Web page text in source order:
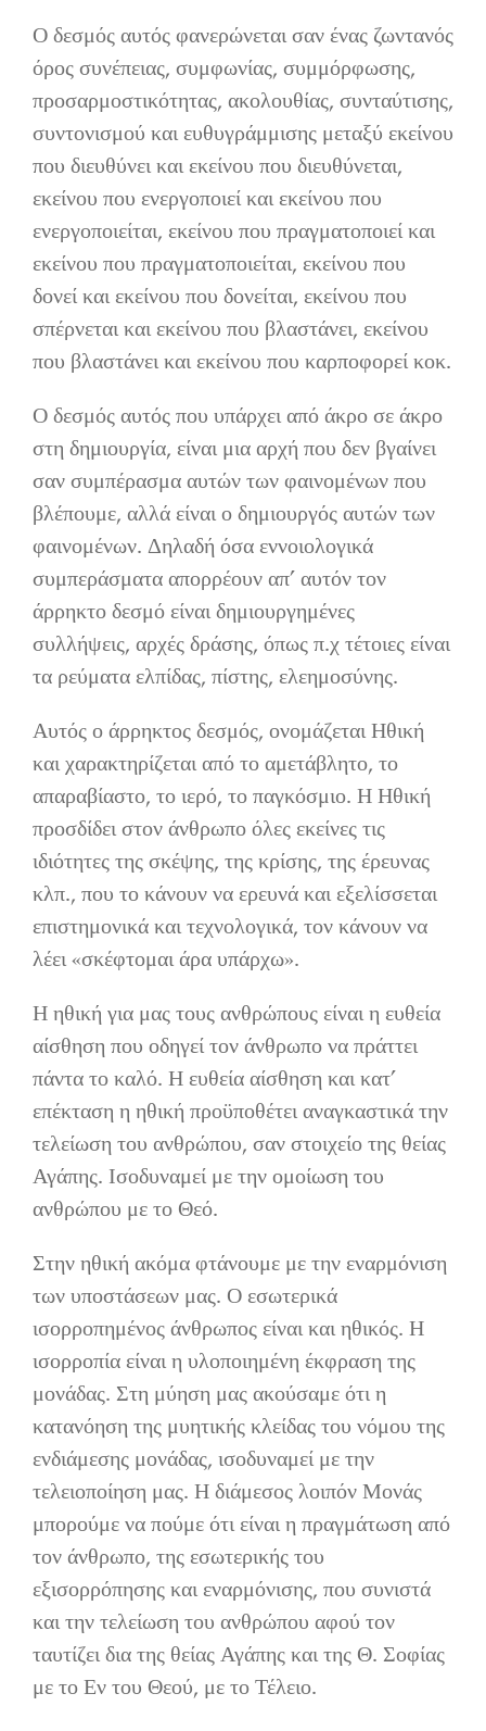
Ο δεσμός αυτός φανερώνεται σαν ένας ζωντανός
όρος συνέπειας, συμφωνίας, συμμόρφωσης,
προσαρμοστικότητας, ακολουθίας, συνταύτισης,
συντονισμού και ευθυγράμμισης μεταξύ εκείνου
που διευθύνει και εκείνου που διευθύνεται,
εκείνου που ενεργοποιεί και εκείνου που
ενεργοποιείται, εκείνου που πραγματοποιεί και
εκείνου που πραγματοποιείται, εκείνου που
δονεί και εκείνου που δονείται, εκείνου που
σπέρνεται και εκείνου που βλαστάνει, εκείνου
που βλαστάνει και εκείνου που καρποφορεί κοκ.
Ο δεσμός αυτός που υπάρχει από άκρο σε άκρο
στη δημιουργία, είναι μια αρχή που δεν βγαίνει
σαν συμπέρασμα αυτών των φαινομένων που
βλέπουμε, αλλά είναι ο δημιουργός αυτών των
φαινομένων. Δηλαδή όσα εννοιολογικά
συμπεράσματα απορρέουν απ’ αυτόν τον
άρρηκτο δεσμό είναι δημιουργημένες
συλλήψεις, αρχές δράσης, όπως π.χ τέτοιες είναι
τα ρεύματα ελπίδας, πίστης, ελεημοσύνης.
Αυτός ο άρρηκτος δεσμός, ονομάζεται Ηθική
και χαρακτηρίζεται από το αμετάβλητο, το
απαραβίαστο, το ιερό, το παγκόσμιο. Η Ηθική
προσδίδει στον άνθρωπο όλες εκείνες τις
ιδιότητες της σκέψης, της κρίσης, της έρευνας
κλπ., που το κάνουν να ερευνά και εξελίσσεται
επιστημονικά και τεχνολογικά, τον κάνουν να
λέει «σκέφτομαι άρα υπάρχω».
Η ηθική για μας τους ανθρώπους είναι η ευθεία
αίσθηση που οδηγεί τον άνθρωπο να πράττει
πάντα το καλό. Η ευθεία αίσθηση και κατ’
επέκταση η ηθική προϋποθέτει αναγκαστικά την
τελείωση του ανθρώπου, σαν στοιχείο της θείας
Αγάπης. Ισοδυναμεί με την ομοίωση του
ανθρώπου με το Θεό.
Στην ηθική ακόμα φτάνουμε με την εναρμόνιση
των υποστάσεων μας. Ο εσωτερικά
ισορροπημένος άνθρωπος είναι και ηθικός. Η
ισορροπία είναι η υλοποιημένη έκφραση της
μονάδας. Στη μύηση μας ακούσαμε ότι η
κατανόηση της μυητικής κλείδας του νόμου της
ενδιάμεσης μονάδας, ισοδυναμεί με την
τελειοποίηση μας. Η διάμεσος λοιπόν Μονάς
μπορούμε να πούμε ότι είναι η πραγμάτωση από
τον άνθρωπο, της εσωτερικής του
εξισορρόπησης και εναρμόνισης, που συνιστά
και την τελείωση του ανθρώπου αφού τον
ταυτίζει δια της θείας Αγάπης και της Θ. Σοφίας
με το Εν του Θεού, με το Τέλειο.